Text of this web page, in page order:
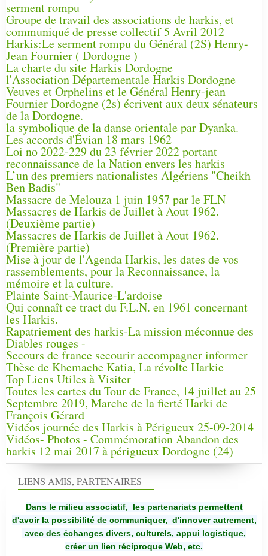
serment rompu
Groupe de travail des associations de harkis, et
communiqué de presse collectif 5 Avril 2012
Harkis:Le serment rompu du Général (2S) Henry-
Jean Fournier ( Dordogne )
La charte du site Harkis Dordogne
l'Association Départementale Harkis Dordogne
Veuves et Orphelins et le Général Henry-jean
Fournier Dordogne (2s) écrivent aux deux sénateurs
de la Dordogne.
la symbolique de la danse orientale par Dyanka.
Les accords d'Évian 18 mars 1962
Loi no 2022-229 du 23 février 2022 portant
reconnaissance de la Nation envers les harkis
L’un des premiers nationalistes Algériens "Cheikh
Ben Badis"
Massacre de Melouza 1 juin 1957 par le FLN
Massacres de Harkis de Juillet à Aout 1962.
(Deuxième partie)
Massacres de Harkis de Juillet à Aout 1962.
(Première partie)
Mise à jour de l'Agenda Harkis, les dates de vos
rassemblements, pour la Reconnaissance, la
mémoire et la culture.
Plainte Saint-Maurice-L'ardoise
Qui connaît ce tract du F.L.N. en 1961 concernant
les Harkis.
Rapatriement des harkis-La mission méconnue des
Diables rouges -
Secours de france secourir accompagner informer
Thèse de Khemache Katia, La révolte Harkie
Top Liens Utiles à Visiter
Toutes les cartes du Tour de France, 14 juillet au 25
Septembre 2019, Marche de la fierté Harki de
François Gérard
Vidéos journée des Harkis à Périgueux 25-09-2014
Vidéos- Photos - Commémoration Abandon des
harkis 12 mai 2017 à périgueux Dordogne (24)
LIENS AMIS, PARTENAIRES
Dans le milieu associatif, les partenariats permettent
d'avoir la possibilité de communiquer, d'innover autrement,
avec des échanges divers, culturels, appui logistique,
créer un lien réciproque Web, etc.